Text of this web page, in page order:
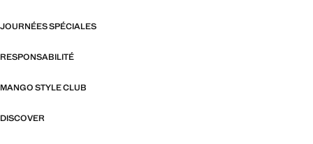
JOURNÉES SPÉCIALES
RESPONSABILITÉ
MANGO STYLE CLUB
DISCOVER